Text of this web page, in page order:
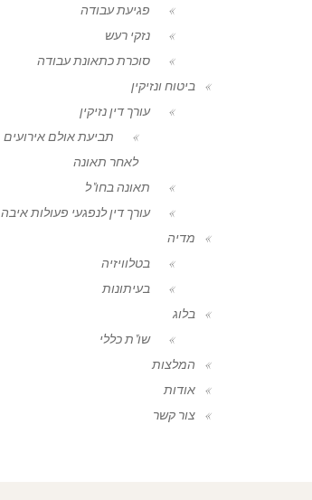
פגיעת עבודה
נזקי רעש
סוכרת כתאונת עבודה
ביטוח ונזיקין
עורך דין נזיקין
תביעת אולם אירועים
לאחר תאונה
תאונה בחו"ל
עורך דין לנפגעי פעולות איבה
מדיה
בטלוויזיה
בעיתונות
בלוג
שו"ת כללי
המלצות
אודות
צור קשר